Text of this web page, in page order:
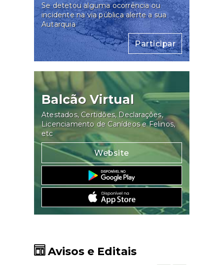
Se detetou alguma ocorrência ou
incidente na via pública alerte a sua
Autarquia
Participar
Balcão Virtual
Atestados, Certidões, Declarações,
Licenciamento de Canídeos e Felinos,
etc
Website
Avisos e Editais